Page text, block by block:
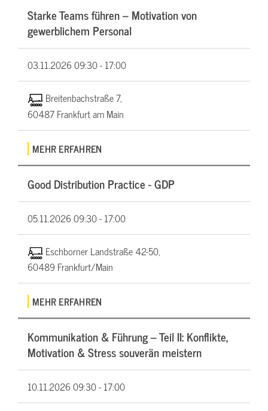
Starke Teams führen – Motivation von
gewerblichem Personal
03.11.202609:30 - 17:00
Breitenbachstraße 7,
60487 Frankfurt am Main
MEHR ERFAHREN
Good Distribution Practice - GDP
05.11.202609:30 - 17:00
Eschborner Landstraße 42-50,
60489 Frankfurt/Main
MEHR ERFAHREN
Kommunikation & Führung – Teil II: Konflikte,
Motivation & Stress souverän meistern
10.11.202609:30 - 17:00